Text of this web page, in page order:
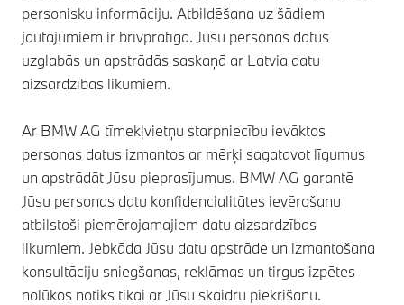
personisku informāciju. Atbildēšana uz šādiem
jautājumiem ir brīvprātīga. Jūsu personas datus
uzglabās un apstrādās saskaņā ar Latvia datu
aizsardzības likumiem.
Ar BMW AG tīmekļvietņu starpniecību ievāktos
personas datus izmantos ar mērķi sagatavot līgumus
un apstrādāt Jūsu pieprasījumus. BMW AG garantē
Jūsu personas datu konfidencialitātes ievērošanu
atbilstoši piemērojamajiem datu aizsardzības
likumiem. Jebkāda Jūsu datu apstrāde un izmantošana
konsultāciju sniegšanas, reklāmas un tirgus izpētes
nolūkos notiks tikai ar Jūsu skaidru piekrišanu.